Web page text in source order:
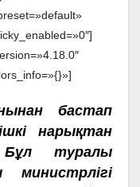
бастап
нарықтан
туралы